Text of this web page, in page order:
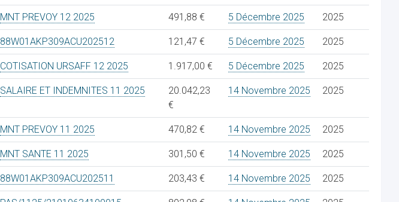
MNT PREVOY 12 2025 491,88 € 5 Décembre 2025 2025
88W01AKP309ACU202512 121,47 € 5 Décembre 2025 2025
COTISATION URSAFF 12 2025 1.917,00 € 5 Décembre 2025 2025
SALAIRE ET INDEMNITES 11 2025
20.042,23
€
14 Novembre 2025 2025
MNT PREVOY 11 2025 470,82 € 14 Novembre 2025 2025
MNT SANTE 11 2025 301,50 € 14 Novembre 2025 2025
88W01AKP309ACU202511 203,43 € 14 Novembre 2025 2025